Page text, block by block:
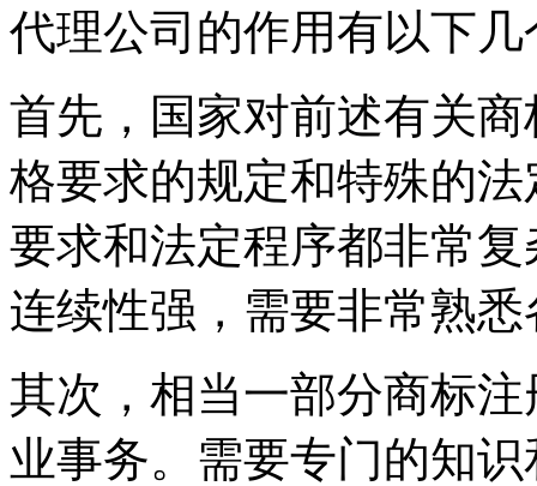
代理公司的作用有以下
首先，国家对前述有关
格要求的规定和特殊的
要求和法定程序都非常
连续性强，需要非常熟
其次，相当一部分商标
业事务。需要专门的知